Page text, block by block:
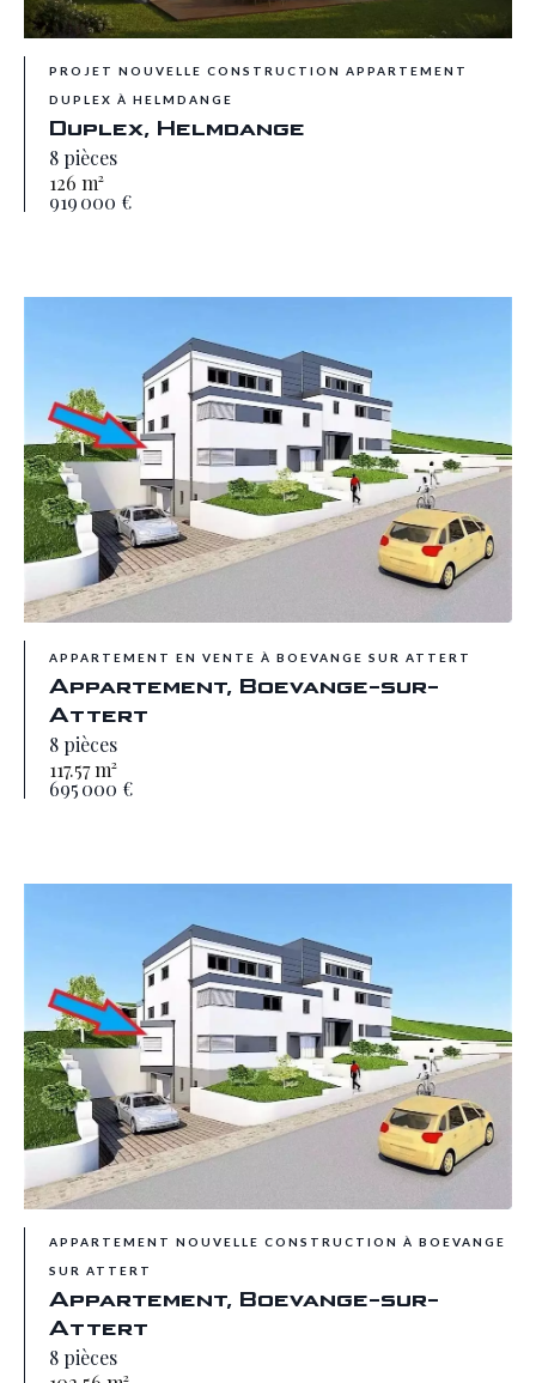
PROJET NOUVELLE CONSTRUCTION APPARTEMENT
DUPLEX À HELMDANGE
Duplex, Helmdange
8 pièces
126 m²
919 000 €
APPARTEMENT EN VENTE À BOEVANGE SUR ATTERT
Appartement, Boevange-sur-
Attert
8 pièces
117.57 m²
695 000 €
APPARTEMENT NOUVELLE CONSTRUCTION À BOEVANGE
SUR ATTERT
Appartement, Boevange-sur-
Attert
8 pièces